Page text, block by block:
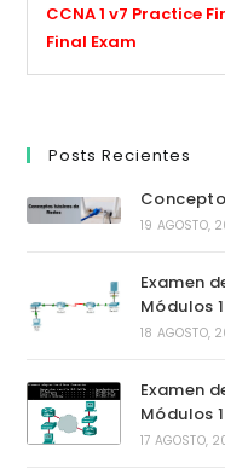
CCNA 1 v7 Practice
Final Exam
Posts Recientes
19 AGOSTO,
Examen
Módulos
18 AGOSTO,
Examen
Módulos
17 AGOSTO,